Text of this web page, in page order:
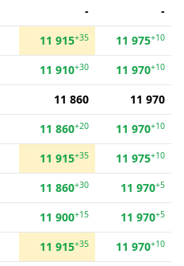
-
-
11 915+35 11 975+10
11 910+30 11 970+10
11 860
11 970
11 860+20 11 970+10
11 915+35 11 975+10
11 860+30 11 970+5
11 900+15 11 970+5
11 915+35 11 970+10